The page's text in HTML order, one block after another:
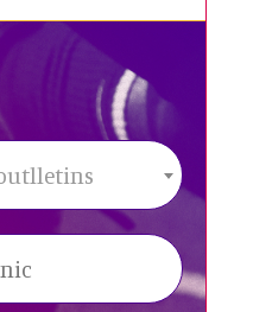
de Juego”.
per Miquel
amb aquesta
sobre
l'esport i
en l'àmbit del